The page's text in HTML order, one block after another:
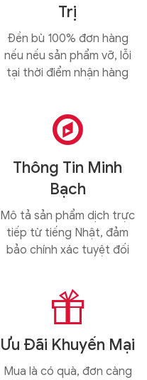
Trị
Đền bù 100% đơn hàng
nếu nếu sản phẩm vỡ, lỗi
tại thời điểm nhận hàng

Thông Tin Minh
Bạch
Mô tả sản phẩm dịch trực
tiếp từ tiếng Nhật, đảm
bảo chính xác tuyệt đối

Ưu Đãi Khuyến Mại
Mua là có quà, đơn càng